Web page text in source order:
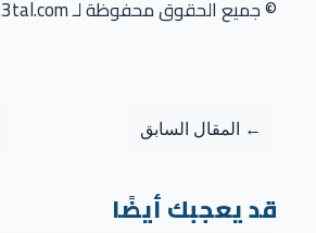
© جميع الحقوق محفوظة لـ a3tal.com
← المقال السابق
قد يعجبك أيضًا